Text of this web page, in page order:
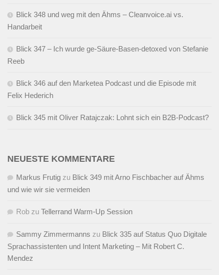
Blick 348 und weg mit den Ähms – Cleanvoice.ai vs.
Handarbeit
Blick 347 – Ich wurde ge-Säure-Basen-detoxed von Stefanie
Reeb
Blick 346 auf den Marketea Podcast und die Episode mit
Felix Hederich
Blick 345 mit Oliver Ratajczak: Lohnt sich ein B2B-Podcast?
NEUESTE KOMMENTARE
Markus Frutig zu Blick 349 mit Arno Fischbacher auf Ähms
und wie wir sie vermeiden
Rob zu Tellerrand Warm-Up Session
Sammy Zimmermanns zu Blick 335 auf Status Quo Digitale
Sprachassistenten und Intent Marketing – Mit Robert C.
Mendez